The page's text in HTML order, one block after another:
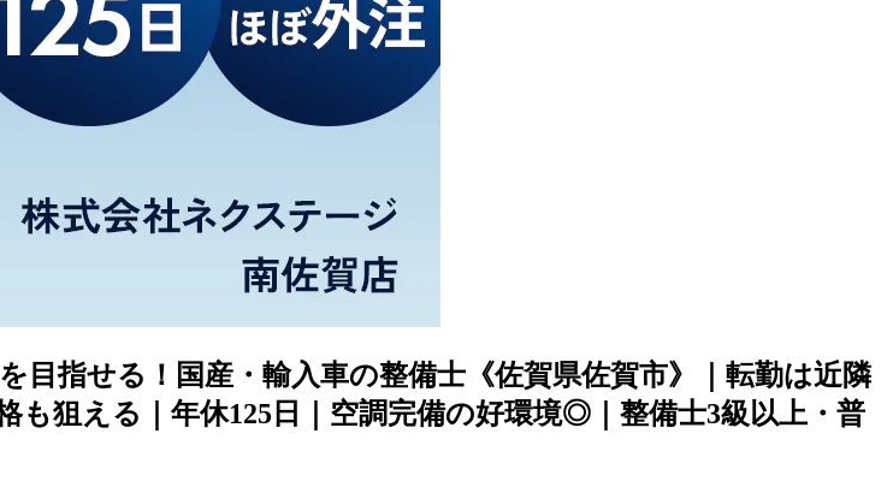
目指せる！国産・輸入車の整備士《佐賀県佐賀市》｜転勤は近隣
狙える｜年休125日｜空調完備の好環境◎｜整備士3級以上・普